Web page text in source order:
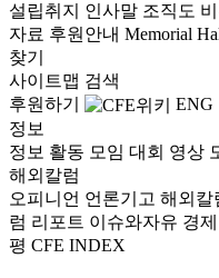
설립취지 인사말 조직도
자료 후원안내 Memorial
찾기
사이트맵 검색
후원하기
ENG
정보
정보 활동 모임 대회 영상
해외칼럼
오피니언 언론기고 해외칼
럼 리포트 이슈와자유 경
평 CFE INDEX